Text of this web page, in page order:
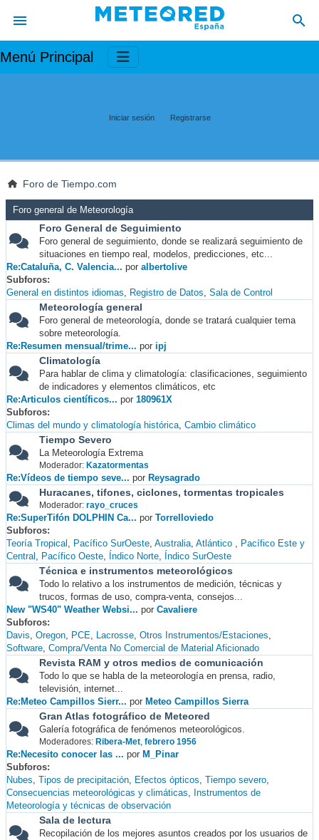
Menú Principal
Iniciar sesión Registrarse
Foro de Tiempo.com
Foro general de Meteorología
Foro General de Seguimiento
Foro general de seguimiento, donde se realizará seguimiento de
situaciones en tiempo real, modelos, predicciones, etc...
Re:Cataluña, C. Valencia... por albertolive
Subforos
General en distintos idiomas
Registro de Datos Sala de Control
Meteorología general
Foro general de meteorología, donde se tratará cualquier tema
sobre meteorología.
Re:Resumen mensual/trime... por ipj
Climatología
Para hablar de clima y climatología: clasificaciones, seguimiento
de indicadores y elementos climáticos, etc
Re:Articulos científicos... por 180961X
Subforos
Climas del mundo y climatología histórica Cambio climático
Tiempo Severo
La Meteorología Extrema
Moderador: Kazatormentas
Re:Vídeos de tiempo seve... por Reysagrado
Huracanes, tifones, ciclones, tormentas tropicales
Moderador: rayo_cruces
Re:SuperTifón DOLPHIN Ca... por Torrelloviedo
Subforos
Teoría Tropical
Pacífico SurOeste Australia Atlántico
Pacífico Este y
Central
Pacífico Oeste Índico Norte Índico SurOeste
Técnica e instrumentos meteorológicos
Todo lo relativo a los instrumentos de medición, técnicas y
trucos, formas de uso, compra-venta, consejos...
New "WS40" Weather Websi... por Cavaliere
Subforos
Davis Oregon PCE Lacrosse Otros Instrumentos/Estaciones
Software Compra/Venta No Comercial de Material Aficionado
Revista RAM y otros medios de comunicación
Todo lo que se habla de la meteorología en prensa, radio,
televisión, internet...
Re:Meteo Campillos Sierr... por Meteo Campillos Sierra
Gran Atlas fotográfico de Meteored
Galería fotográfica de fenómenos meteorológicos.
Moderadores: Ribera-Met, febrero 1956
Re:Necesito conocer las ... por M_Pinar
Subforos
Nubes Tipos de precipitación Efectos ópticos Tiempo severo
Consecuencias meteorológicas y climáticas
Instrumentos de
Meteorología y técnicas de observación
Sala de lectura
Recopilación de los mejores asuntos creados por los usuarios de